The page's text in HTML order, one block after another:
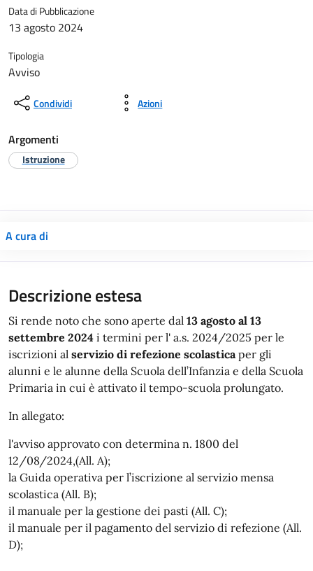
Data di Pubblicazione
13 agosto 2024
Tipologia
Avviso
Condividi Azioni
Argomenti
Istruzione
A cura di
Descrizione estesa
Si rende noto che sono aperte dal 13 agosto al 13
settembre 2024 i termini per l' a.s. 2024/2025 per le
iscrizioni al servizio di refezione scolastica per gli
alunni e le alunne della Scuola dell’Infanzia e della Scuola
Primaria in cui è attivato il tempo-scuola prolungato.
In allegato:
l'avviso approvato con determina n. 1800 del
12/08/2024,(All. A);
la Guida operativa per l’iscrizione al servizio mensa
scolastica (All. B);
il manuale per la gestione dei pasti (All. C);
il manuale per il pagamento del servizio di refezione (All.
D);